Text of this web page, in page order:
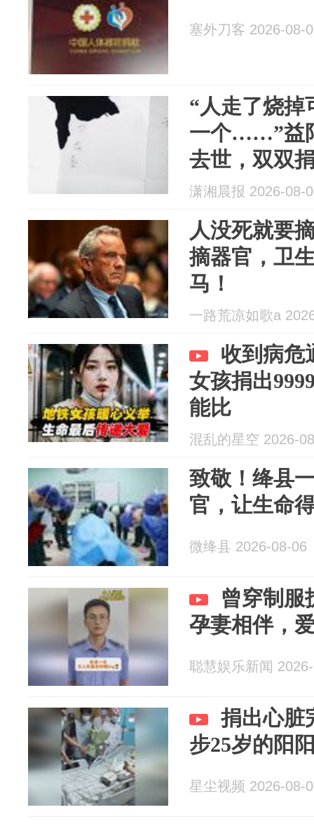
塞外刀客 2026-08-
“人走了烧掉
一个……”益
去世，双双
潇湘晨报 2026-08-
人没死就要
摘器官，卫
马！
一路荒凉如歌a
收到病危
女孩捐出
能比
混乱的星空 2026-
致敬！绛县
官，让生命
微绛县 2026-08-06
曾穿制服
孕妻相伴，
聪慧娱乐新闻
捐出心脏
步25岁的阳
星尘视频 2026-08-